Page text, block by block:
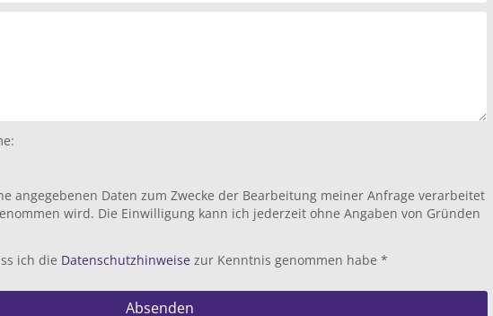
angegebenen Daten zum Zwecke der Bearbeitung meiner Anfrage verarbeitet
wird. Die Einwilligung kann ich jederzeit ohne Angaben von Gründen
ich die Datenschutzhinweise zur Kenntnis genommen habe *
Absenden